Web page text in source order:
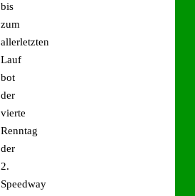
bis
zum
allerletzten
Lauf
bot
der
vierte
Renntag
der
2.
Speedway